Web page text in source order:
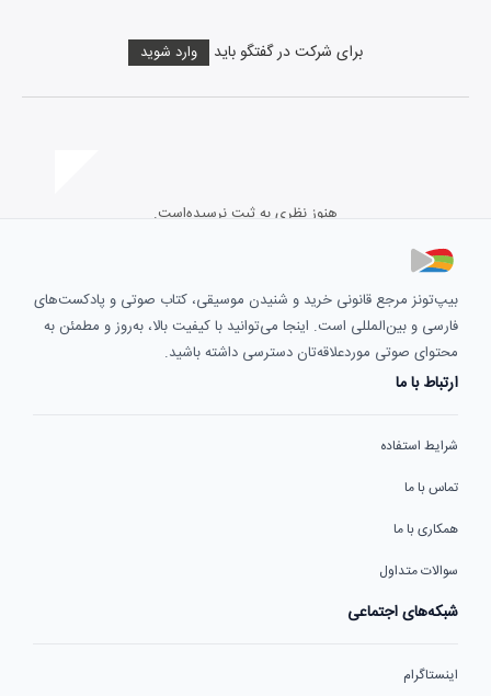
برای شرکت در گفتگو باید وارد شوید
هنوز نظری به ثبت نرسیده‌است.
بیپ‌تونز مرجع قانونی خرید و شنیدن موسیقی، کتاب صوتی و پادکست‌های
فارسی و بین‌المللی است. اینجا می‌توانید با کیفیت بالا، به‌روز و مطمئن به
محتوای صوتی موردعلاقه‌تان دسترسی داشته باشید.
ارتباط با ما
شرایط استفاده
تماس با ما
همکاری با ما
سوالات متداول
شبکه‌های اجتماعی
اینستاگرام